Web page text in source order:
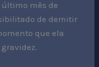
mês de
de demitir
que ela